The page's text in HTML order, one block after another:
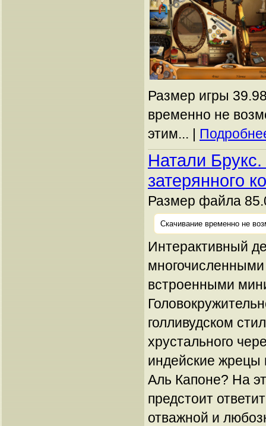
Размер игры
временно не
этим... |
Натали
затерянного
Размер файла
Скачивание временно не
Интерактивный
встроенными
голливудском
хрустального
индейские жрецы
Аль Капоне? На
предстоит
отважной и